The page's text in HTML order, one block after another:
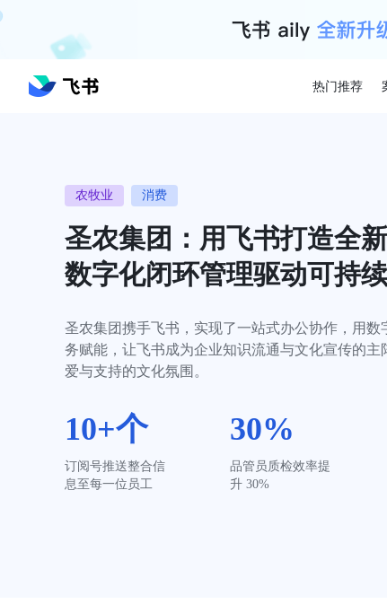
热门推荐
农牧业 消费
圣农集团：用飞书打造全
数字化闭环管理驱动可持
圣农集团携手飞书，实现了一站式办公协作，用数
务赋能，让飞书成为企业知识流通与文化宣传的主
爱与支持的文化氛围。
10+个
订阅号推送整合信
息至每一位员工
30%
品管员质检效率提
升 30%